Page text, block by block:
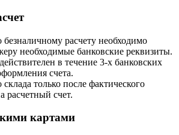
безналичному расчету необходимо
необходимые банковские реквизиты.
в течение 3-х банковских
cчета.
склада только после фактического
расчетный счет.
картами